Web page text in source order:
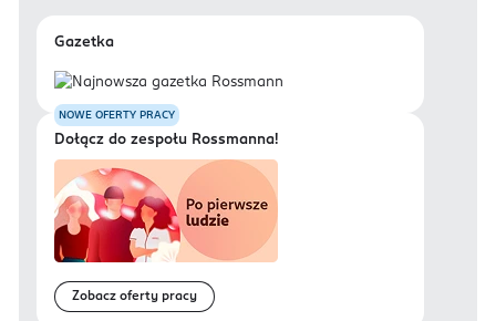
Gazetka
NOWE OFERTY PRACY
Dołącz do zespołu Rossmanna!
Zobacz oferty pracy